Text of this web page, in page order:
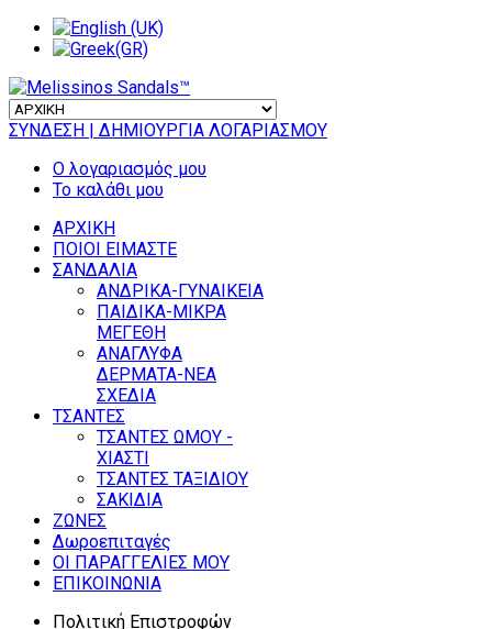
ΣΥΝΔΕΣΗ | ΔΗΜΙΟΥΡΓΙΑ ΛΟΓΑΡΙΑΣΜΟΥ
Ο λογαριασμός μου
Το καλάθι μου
ΑΡΧΙΚΗ
ΠΟΙΟΙ ΕΙΜΑΣΤΕ
ΣΑΝΔΑΛΙΑ
ΑΝΔΡΙΚΑ-ΓΥΝΑΙΚΕΙΑ
ΠΑΙΔΙΚΑ-ΜΙΚΡΑ
ΜΕΓΕΘΗ
ΑΝΑΓΛΥΦΑ
ΔΕΡΜΑΤΑ-ΝΕΑ
ΣΧΕΔΙΑ
ΤΣΑΝΤΕΣ
ΤΣΑΝΤΕΣ ΩΜΟΥ -
ΧΙΑΣΤΙ
ΤΣΑΝΤΕΣ ΤΑΞΙΔΙΟΥ
ΣΑΚΙΔΙΑ
ΖΩΝΕΣ
Δωροεπιταγές
ΟΙ ΠΑΡΑΓΓΕΛΙΕΣ ΜΟΥ
ΕΠΙΚΟΙΝΩΝΙΑ
Πολιτική Επιστροφών